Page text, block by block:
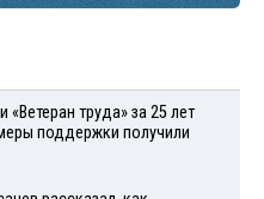
«Ветеран труда» за 25 лет
поддержки получили